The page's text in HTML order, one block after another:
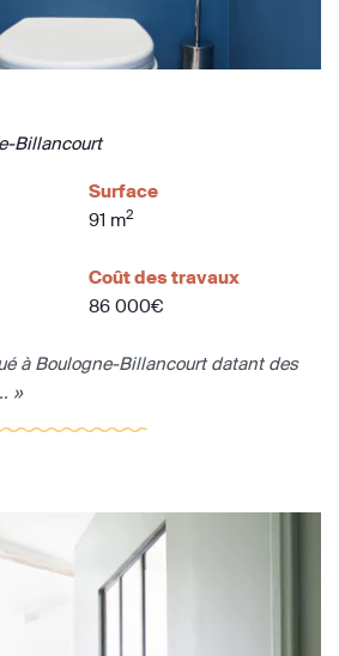
Billancourt
Surface
91 m2
Coût des travaux
86 000€
à Boulogne-Billancourt datant des
»